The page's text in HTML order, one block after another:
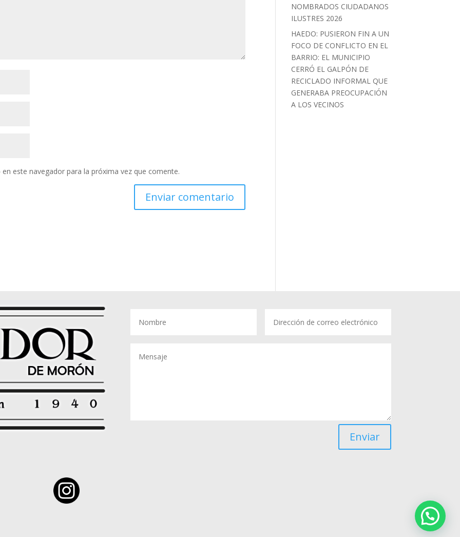
este navegador para la próxima vez que comente.
NOMBRADOS CIUDADANOS
ILUSTRES 2026
HAEDO: PUSIERON FIN A UN
FOCO DE CONFLICTO EN EL
BARRIO: EL MUNICIPIO
CERRÓ EL GALPÓN DE
RECICLADO INFORMAL QUE
GENERABA PREOCUPACIÓN
A LOS VECINOS
Enviar